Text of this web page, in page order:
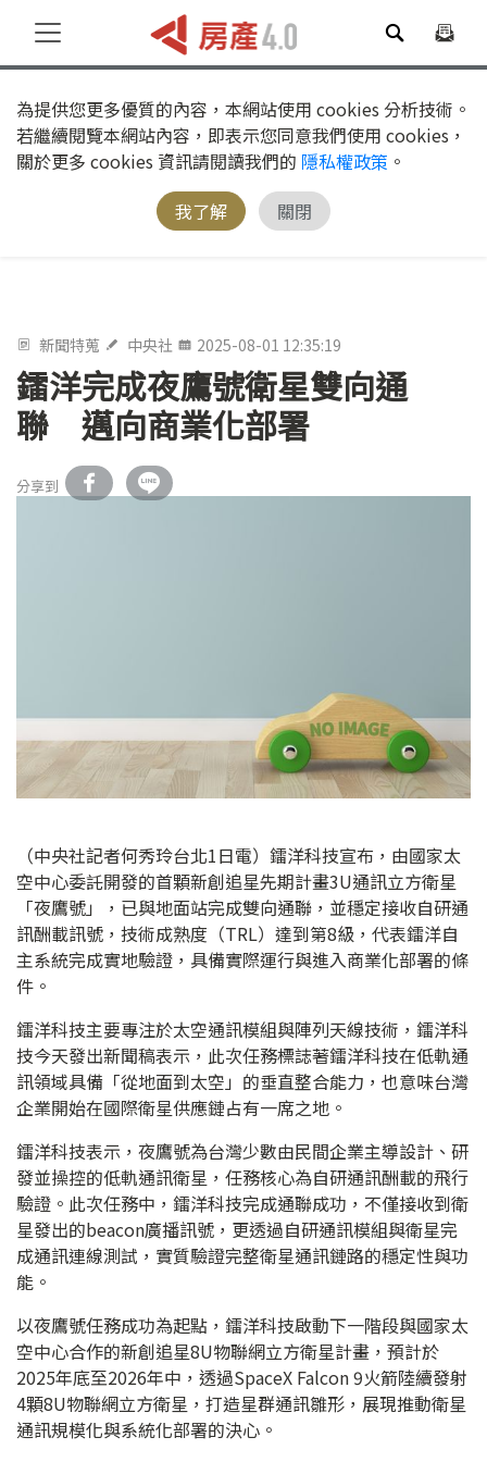
為提供您更多優質的內容，本網站使用 cookies 分析技術。
若繼續閱覽本網站內容，即表示您同意我們使用 cookies，
關於更多 cookies 資訊請閱讀我們的 隱私權政策 。
我了解
關閉
新聞特蒐 中央社 2025-08-01 12:35:19
鐳洋完成夜鷹號衛星雙向通
聯 邁向商業化部署
分享到
（中央社記者何秀玲台北1日電）鐳洋科技宣布，由國家太
空中心委託開發的首顆新創追星先期計畫3U通訊立方衛星
「夜鷹號」，已與地面站完成雙向通聯，並穩定接收自研通
訊酬載訊號，技術成熟度（TRL）達到第8級，代表鐳洋自
主系統完成實地驗證，具備實際運行與進入商業化部署的條
件。
鐳洋科技主要專注於太空通訊模組與陣列天線技術，鐳洋科
技今天發出新聞稿表示，此次任務標誌著鐳洋科技在低軌通
訊領域具備「從地面到太空」的垂直整合能力，也意味台灣
企業開始在國際衛星供應鏈占有一席之地。
鐳洋科技表示，夜鷹號為台灣少數由民間企業主導設計、研
發並操控的低軌通訊衛星，任務核心為自研通訊酬載的飛行
驗證。此次任務中，鐳洋科技完成通聯成功，不僅接收到衛
星發出的beacon廣播訊號，更透過自研通訊模組與衛星完
成通訊連線測試，實質驗證完整衛星通訊鏈路的穩定性與功
能。
以夜鷹號任務成功為起點，鐳洋科技啟動下一階段與國家太
空中心合作的新創追星8U物聯網立方衛星計畫，預計於
2025年底至2026年中，透過SpaceX Falcon 9火箭陸續發射
4顆8U物聯網立方衛星，打造星群通訊雛形，展現推動衛星
通訊規模化與系統化部署的決心。